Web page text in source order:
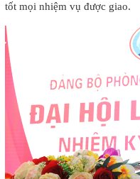
tốt mọi nhiệm vụ được giao.